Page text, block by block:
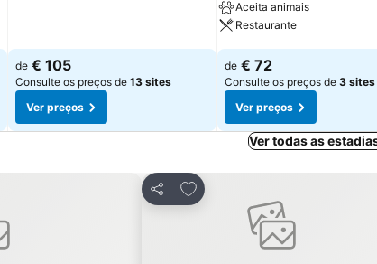
de € 105
Consulte os preços de 13 sites
Ver preços
Aceita animais
Restaurante
Ver preços
de € 72
Consulte os preços de 3 sites
Ver preços
Ver todas as
Partilhar
Adicionar aos favoritos